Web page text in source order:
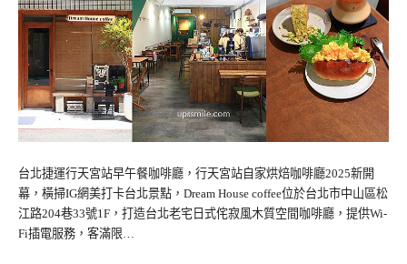
台北捷運行天宮站早午餐咖啡廳，行天宮站自家烘焙咖啡廳2025新開
幕，橫掃IG網美打卡台北景點，Dream House coffee位於台北市中山區松
江路204巷33號1F，打造台北老宅日式侘寂風木質空間咖啡廳，提供Wi-
Fi插電服務，客滿限…